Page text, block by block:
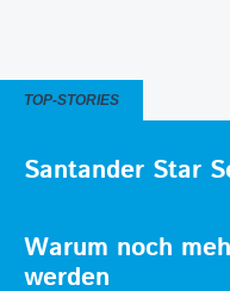
TOP-STORIES
Santander Star
Warum noch
werden